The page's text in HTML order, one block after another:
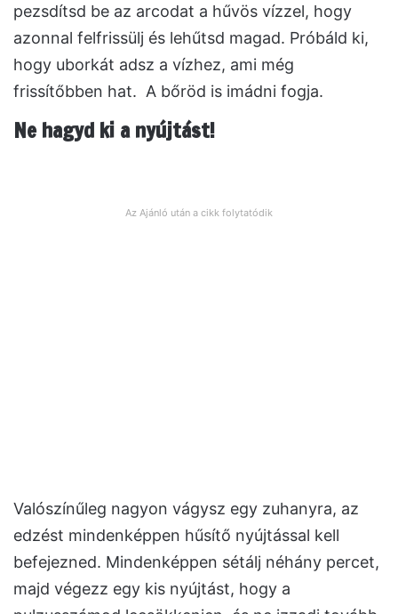
pezsdítsd be az arcodat a hűvös vízzel, hogy
azonnal felfrissülj és lehűtsd magad. Próbáld ki,
hogy uborkát adsz a vízhez, ami még
frissítőbben hat. A bőröd is imádni fogja.
Ne hagyd ki a nyújtást!
Az Ajánló után a cikk folytatódik
Valószínűleg nagyon vágysz egy zuhanyra, az
edzést mindenképpen hűsítő nyújtással kell
befejezned. Mindenképpen sétálj néhány percet,
majd végezz egy kis nyújtást, hogy a